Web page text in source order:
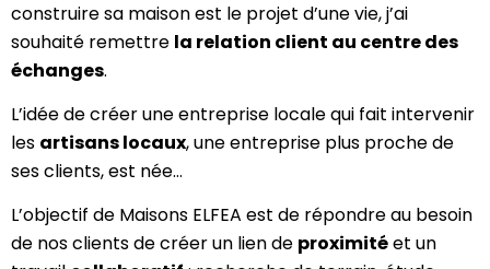
construire sa maison est le projet d’une vie, j’ai
souhaité remettre la relation client au centre des
échanges.
L’idée de créer une entreprise locale qui fait intervenir
les artisans locaux, une entreprise plus proche de
ses clients, est née…
L’objectif de Maisons ELFEA est de répondre au besoin
de nos clients de créer un lien de proximitéet un